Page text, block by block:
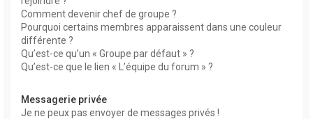
Comment devenir chef de groupe ?
Pourquoi certains membres apparaissent dans une couleur
différente ?
Qu’est-ce qu’un « Groupe par défaut » ?
Qu’est-ce que le lien « L’équipe du forum » ?
Messagerie privée
Je ne peux pas envoyer de messages privés !